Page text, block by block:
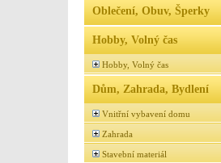
Oblečení, Obuv, Šperky
Hobby, Volný čas
Hobby, Volný čas
Dům, Zahrada, Bydlení
Vnitřní vybavení domu
Zahrada
Stavební materiál